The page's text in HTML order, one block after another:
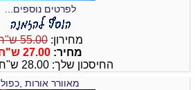
לפרטים נוספים...
מחירון: 55.00 ש"ח
מחיר: 27.00 ש"ח
החיסכון שלך: 28.00 ש"ח (51%)
מאוורר אורות ,כפול